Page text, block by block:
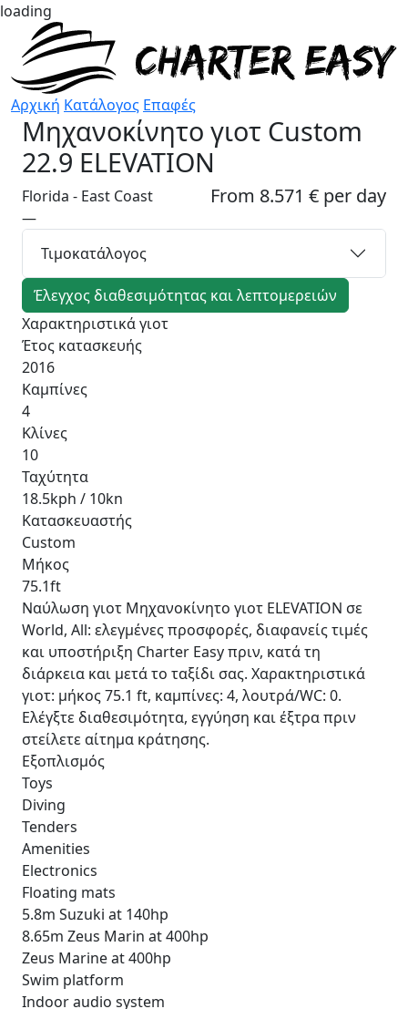
loading
Αρχική Κατάλογος Επαφές
Μηχανοκίνητο γιοτ Custom
22.9 ELEVATION
From 8.571 € per day
Florida - East Coast
—
Τιμοκατάλογος
Έλεγχος διαθεσιμότητας και λεπτομερειών
Χαρακτηριστικά γιοτ
Έτος κατασκευής
2016
Καμπίνες
4
Κλίνες
10
Ταχύτητα
18.5kph / 10kn
Κατασκευαστής
Custom
Μήκος
75.1ft
Ναύλωση γιοτ Μηχανοκίνητο γιοτ ELEVATION σε
World, All: ελεγμένες προσφορές, διαφανείς τιμές
και υποστήριξη Charter Easy πριν, κατά τη
διάρκεια και μετά το ταξίδι σας. Χαρακτηριστικά
γιοτ: μήκος 75.1 ft, καμπίνες: 4, λουτρά/WC: 0.
Ελέγξτε διαθεσιμότητα, εγγύηση και έξτρα πριν
στείλετε αίτημα κράτησης.
Εξοπλισμός
Toys
Diving
Tenders
Amenities
Electronics
Floating mats
5.8m Suzuki at 140hp
8.65m Zeus Marin at 400hp
Zeus Marine at 400hp
Swim platform
Indoor audio system